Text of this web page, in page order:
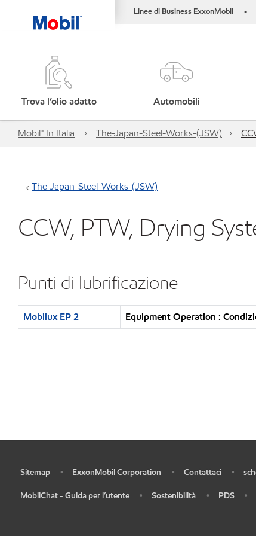
Linee di Business ExxonMobil •
Trova l’olio adatto Automobili
Mobil™ In Italia The-Japan-Steel-Works-(JSW)
The-Japan-Steel-Works-(JSW)
CCW, PTW, Drying
Punti di lubrificazione
Mobilux EP 2 Equipment Operation :
Sitemap • ExxonMobil Corporation • Contattaci •
MobilChat - Guida per l’utente • Sostenibilità • PDS •